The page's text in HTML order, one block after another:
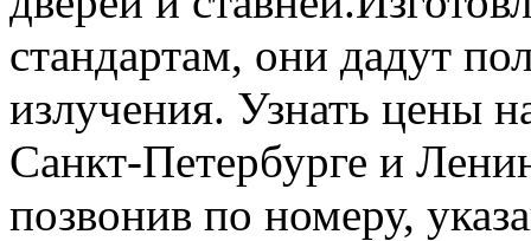
стандартам, они дадут
излучения. Узнать цены
Санкт-Петербурге и
позвонив по номеру,